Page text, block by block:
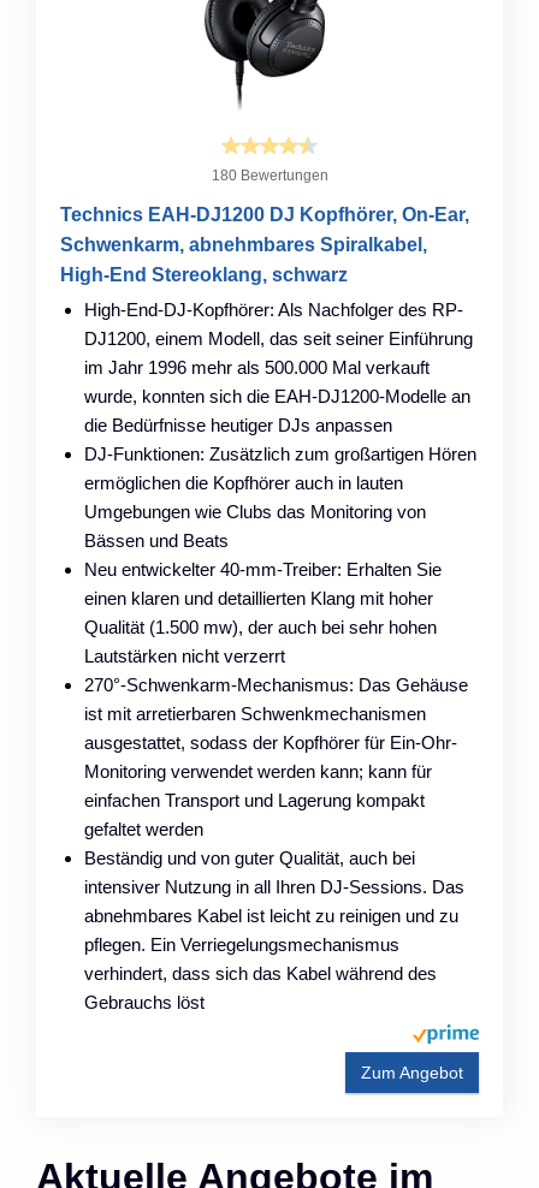
180 Bewertungen
Technics EAH-DJ1200 DJ Kopfhörer, On-Ear,
Schwenkarm, abnehmbares Spiralkabel,
High-End Stereoklang, schwarz
High-End-DJ-Kopfhörer: Als Nachfolger des RP-
DJ1200, einem Modell, das seit seiner Einführung
im Jahr 1996 mehr als 500.000 Mal verkauft
wurde, konnten sich die EAH-DJ1200-Modelle an
die Bedürfnisse heutiger DJs anpassen
DJ-Funktionen: Zusätzlich zum großartigen Hören
ermöglichen die Kopfhörer auch in lauten
Umgebungen wie Clubs das Monitoring von
Bässen und Beats
Neu entwickelter 40-mm-Treiber: Erhalten Sie
einen klaren und detaillierten Klang mit hoher
Qualität (1.500 mw), der auch bei sehr hohen
Lautstärken nicht verzerrt
270°-Schwenkarm-Mechanismus: Das Gehäuse
ist mit arretierbaren Schwenkmechanismen
ausgestattet, sodass der Kopfhörer für Ein-Ohr-
Monitoring verwendet werden kann; kann für
einfachen Transport und Lagerung kompakt
gefaltet werden
Beständig und von guter Qualität, auch bei
intensiver Nutzung in all Ihren DJ-Sessions. Das
abnehmbares Kabel ist leicht zu reinigen und zu
pflegen. Ein Verriegelungsmechanismus
verhindert, dass sich das Kabel während des
Gebrauchs löst
Zum Angebot
Aktuelle Angebote im